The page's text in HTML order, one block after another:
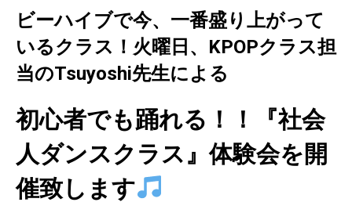
ビーハイブで今、一番盛り上がって
いるクラス！火曜日、KPOPクラス担
当のTsuyoshi先生による
初心者でも踊れる！！『社会
人ダンスクラス』体験会を開
催致します